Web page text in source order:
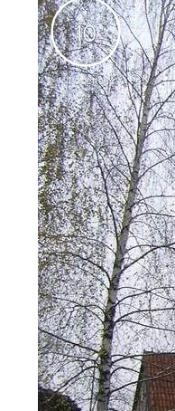
10
1ocena